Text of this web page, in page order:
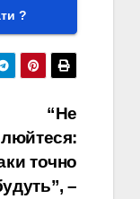
?
“Не
точно
–